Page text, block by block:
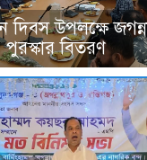
দিবস উপলক্ষে
বিতরণ